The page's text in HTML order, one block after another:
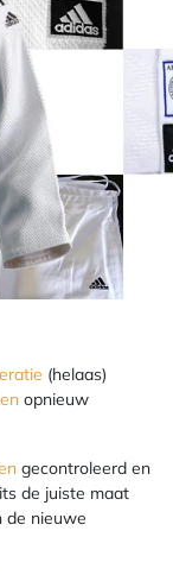
(helaas)
opnieuw
gecontroleerd en
de juiste maat
de nieuwe